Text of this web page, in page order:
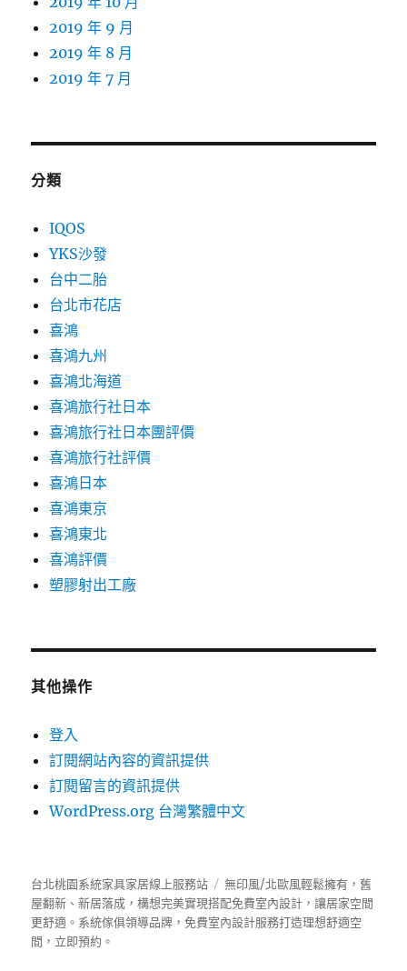
2019 年 9 月
2019 年 8 月
2019 年 7 月
分類
IQOS
YKS沙發
台中二胎
台北市花店
喜鴻
喜鴻九州
喜鴻北海道
喜鴻旅行社日本
喜鴻旅行社日本團評價
喜鴻旅行社評價
喜鴻日本
喜鴻東京
喜鴻東北
喜鴻評價
塑膠射出工廠
其他操作
登入
訂閱網站內容的資訊提供
訂閱留言的資訊提供
WordPress.org 台灣繁體中文
台北桃園系統家具家居線上服務站
無印風/北歐風輕鬆擁有，舊
屋翻新、新居落成，構想完美實現搭配免費室內設計，讓居家空間
更舒適。 系統傢俱領導品牌，免費室內設計服務打造理想舒適空
間，立即預約。